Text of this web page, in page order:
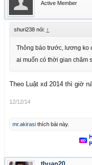
Active Member
shuri238 nói: ↑
Thông báo trước, lương ko
ai muốn có thời gian chăm
Theo Luật xd 2014 thì giờ
12/12/14
mr.akirasi thích bài này.